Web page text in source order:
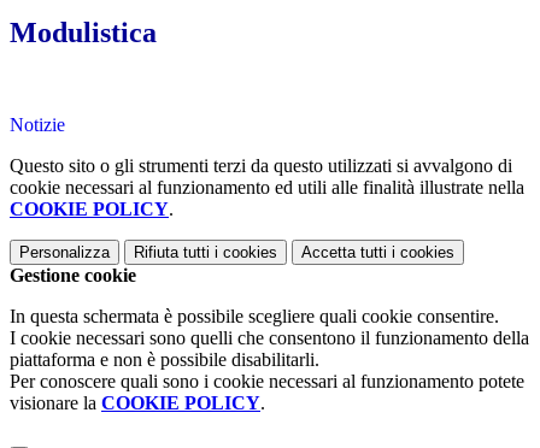
Modulistica
Notizie
Questo sito o gli strumenti terzi da questo utilizzati si avvalgono di
cookie necessari al funzionamento ed utili alle finalità illustrate nella
COOKIE POLICY.
Personalizza Rifiuta tutti i cookies Accetta tutti i cookies
Gestione cookie
In questa schermata è possibile scegliere quali cookie consentire.
I cookie necessari sono quelli che consentono il funzionamento della
piattaforma e non è possibile disabilitarli.
Per conoscere quali sono i cookie necessari al funzionamento potete
visionare la COOKIE POLICY.